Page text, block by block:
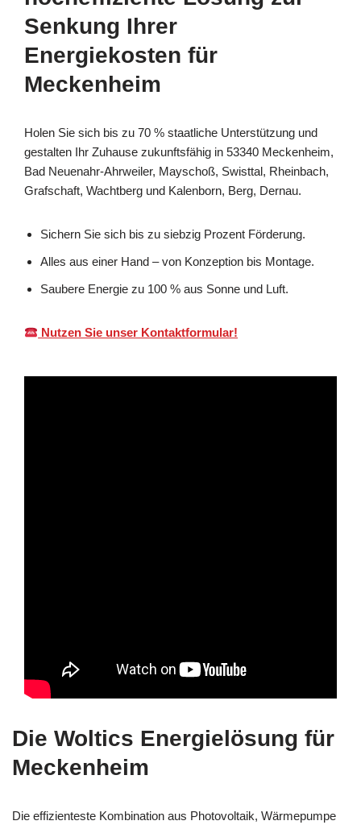
Senkung Ihrer
Energiekosten für
Meckenheim
Holen Sie sich bis zu 70 % staatliche Unterstützung und
gestalten Ihr Zuhause zukunftsfähig in 53340 Meckenheim,
Bad Neuenahr-Ahrweiler, Mayschoß, Swisttal, Rheinbach,
Grafschaft, Wachtberg und Kalenborn, Berg, Dernau.
Sichern Sie sich bis zu siebzig Prozent Förderung.
Alles aus einer Hand – von Konzeption bis Montage.
Saubere Energie zu 100 % aus Sonne und Luft.
Nutzen Sie unser Kontaktformular!
Die Woltics Energielösung für
Meckenheim
Die effizienteste Kombination aus Photovoltaik, Wärmepumpe